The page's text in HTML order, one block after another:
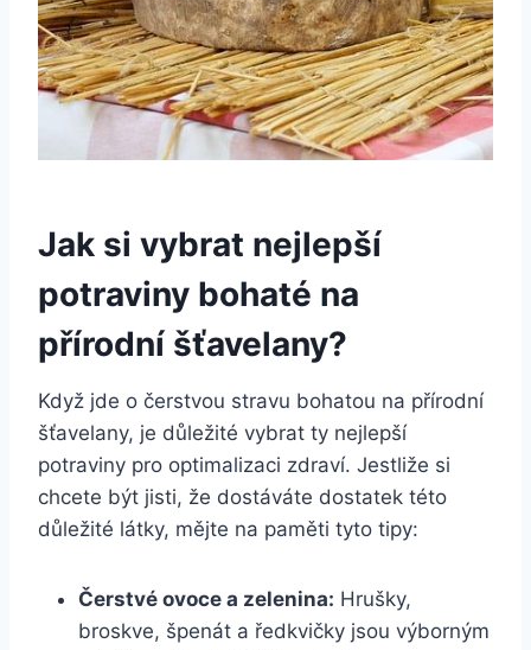
Jak si vybrat nejlepší
potraviny bohaté na
přírodní šťavelany?
Když jde o čerstvou stravu bohatou na přírodní
šťavelany, je důležité vybrat ty nejlepší
potraviny pro optimalizaci zdraví. Jestliže si
chcete být jisti, že dostáváte dostatek této
důležité látky, mějte na paměti tyto tipy:
Čerstvé ovoce a zelenina: Hrušky,
broskve, špenát a ředkvičky jsou výborným